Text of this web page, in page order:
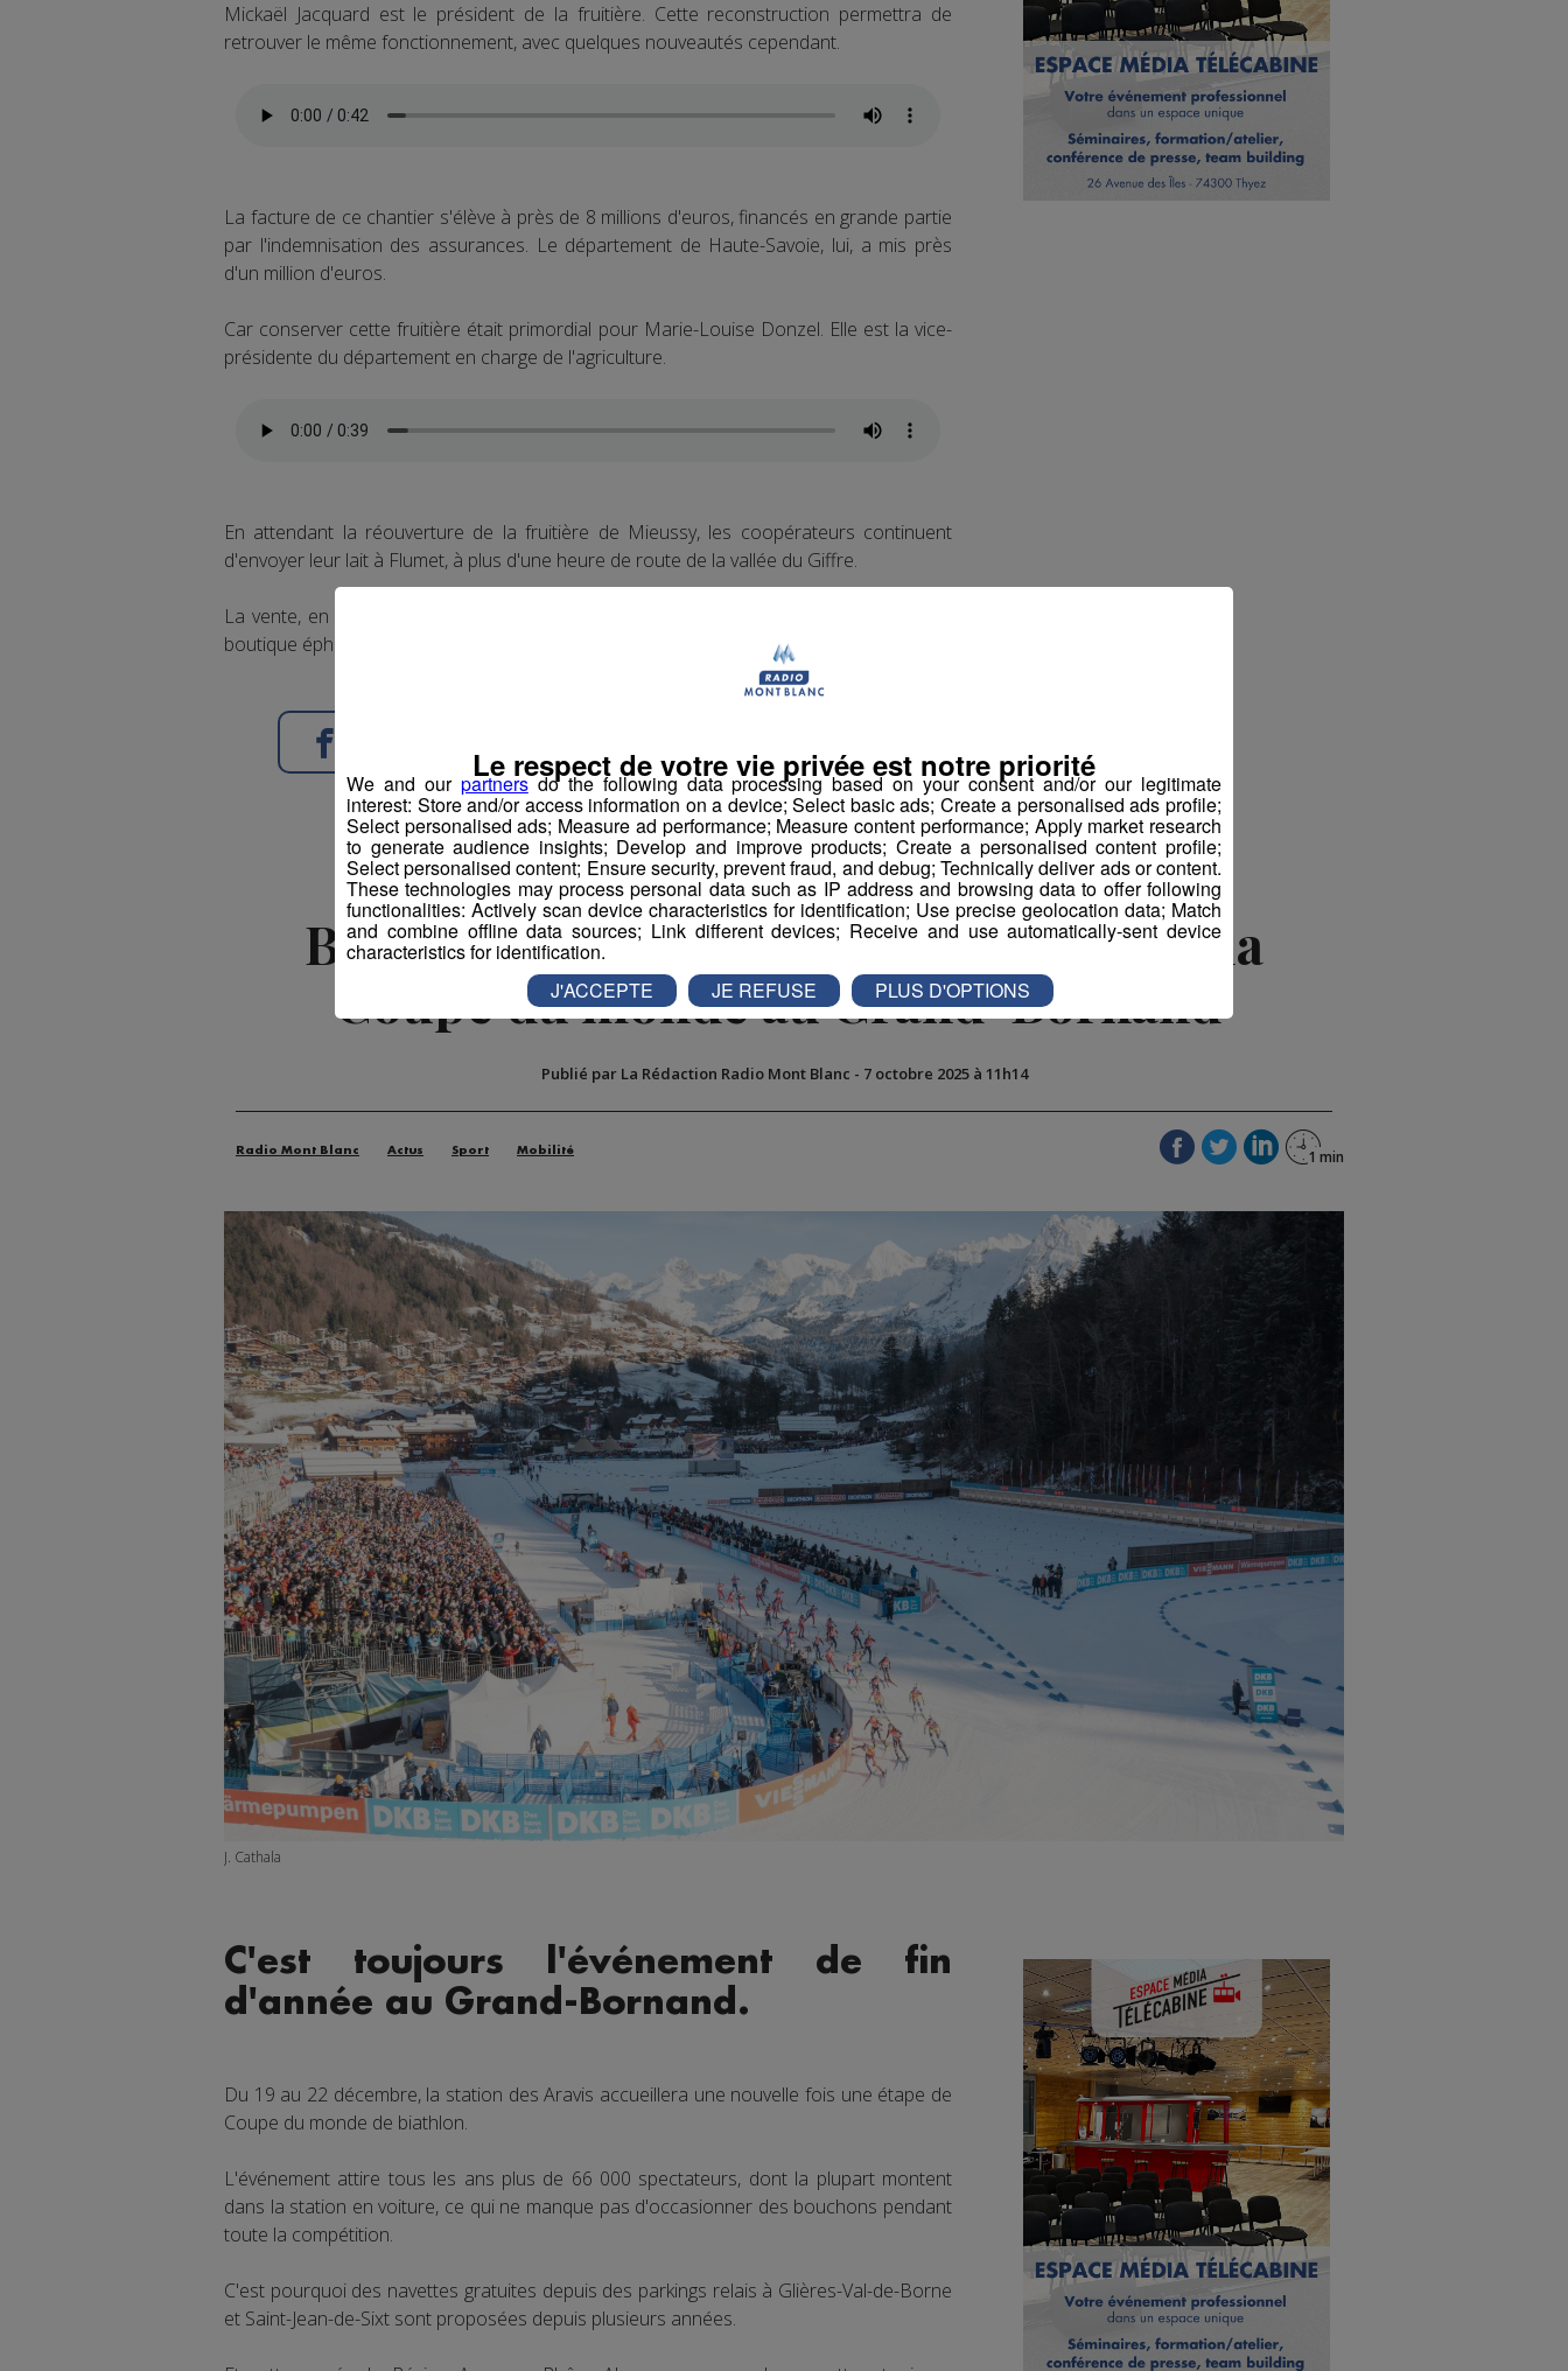
Mickaël Jacquard est le président de la fruitière. Cette reconstruction permettra de
retrouver le même fonctionnement, avec quelques nouveautés cependant.
La facture de ce chantier s'élève à près de 8 millions d'euros, financés en grande partie
par l'indemnisation des assurances. Le département de Haute-Savoie, lui, a mis près
d'un million d'euros.
Car conserver cette fruitière était primordial pour Marie-Louise Donzel. Elle est la vice-
présidente du département en charge de l'agriculture.
En attendant la réouverture de la fruitière de Mieussy, les coopérateurs continuent
d'envoyer leur lait à Flumet, à plus d'une heure de route de la vallée du Giffre.
La vente, en revanche, se fait à quelques mètres de la fruitière en travaux, dans une
boutique éphémère.
Biathlon : des navettes gratuites pour la
Coupe du monde au Grand-Bornand
Publié par La Rédaction Radio Mont Blanc - 7 octobre 2025 à 11h14
Radio Mont Blanc Actus Sport Mobilité
J. Cathala
C'est toujours l'événement de fin
d'année au Grand-Bornand.
Du 19 au 22 décembre, la station des Aravis accueillera une nouvelle fois une étape de
Coupe du monde de biathlon.
L'événement attire tous les ans plus de 66 000 spectateurs, dont la plupart montent
dans la station en voiture, ce qui ne manque pas d'occasionner des bouchons pendant
toute la compétition.
C'est pourquoi des navettes gratuites depuis des parkings relais à Glières-Val-de-Borne
et Saint-Jean-de-Sixt sont proposées depuis plusieurs années.
We and our partnersdo the following data processing based on your consent and/or our legitimate
interest: Store and/or access information on a device; Select basic ads; Create a personalised ads profile;
Select personalised ads; Measure ad performance; Measure content performance; Apply market research
to generate audience insights; Develop and improve products; Create a personalised content profile;
Select personalised content; Ensure security, prevent fraud, and debug; Technically deliver ads or content.
These technologies may process personal data such as IP address and browsing data to offer following
functionalities: Actively scan device characteristics for identification; Use precise geolocation data; Match
and combine offline data sources; Link different devices; Receive and use automatically-sent device
characteristics for identification.
Le respect de votre vie privée est notre priorité
J'ACCEPTE JE REFUSE PLUS D'OPTIONS